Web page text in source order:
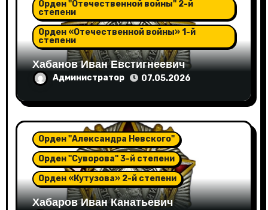
Орден "Отечественной войны" 2-й
степени
Орден «Отечественной войны» 1-й
степени
Хабанов Иван Евстигнеевич
Администратор 07.05.2026
Орден "Александра Невского"
Орден "Суворова" 3-й степени
Орден «Кутузова» 2-й степени
Хабаров Иван Канатьевич